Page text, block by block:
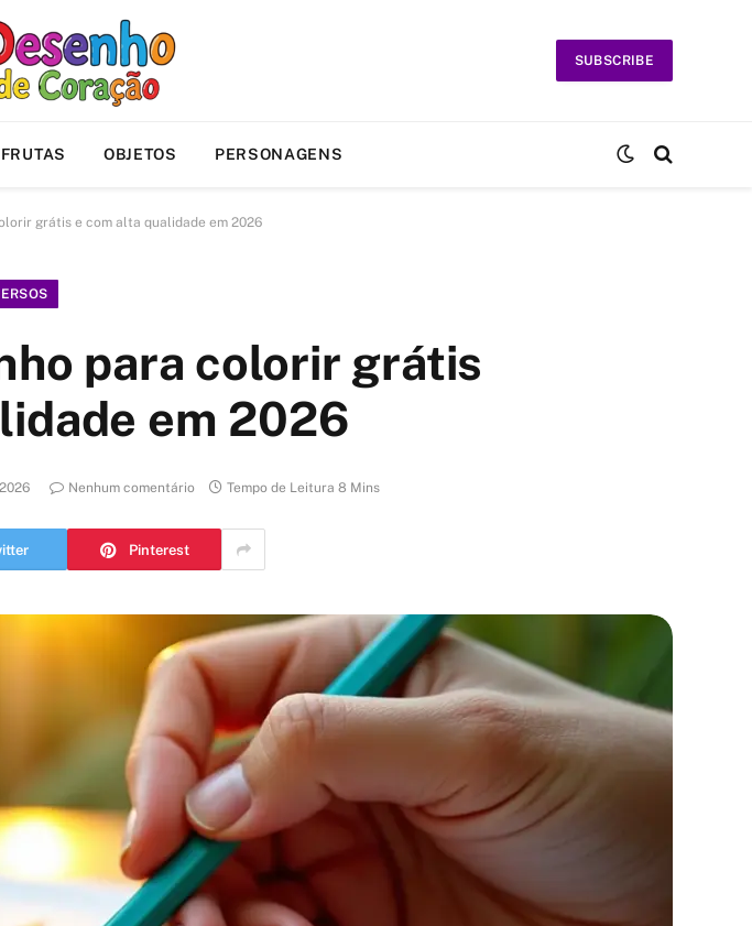
SUBSCRIBE
FRUTAS OBJETOS PERSONAGENS
grátis e com alta qualidade em 2026
para colorir grátis
em 2026
Nenhum comentário Tempo de Leitura 8 Mins
Pinterest